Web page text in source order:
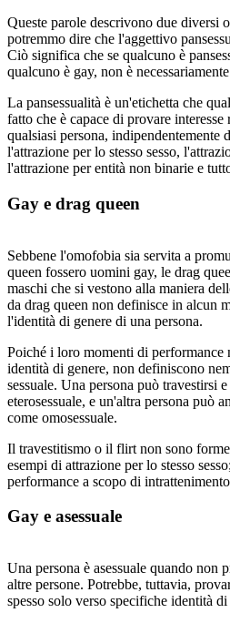
Queste parole descrivono due diversi
potremmo dire che l'aggettivo
Ciò significa che se qualcuno è
qualcuno è gay, non è
La pansessualità è un'etichetta che
fatto che è capace di provare interesse
qualsiasi persona, indipendentemente
l'attrazione per lo stesso sesso,
l'attrazione per entità non binarie e
Gay e drag queen
Sebbene l'omofobia sia servita a
queen fossero uomini gay, le drag
maschi che si vestono alla maniera
da drag queen non definisce in alcun
l'identità di genere di una persona.
Poiché i loro momenti di performance
identità di genere, non definiscono
sessuale. Una persona può travestirsi
eterosessuale, e un'altra persona può
come omosessuale.
Il travestitismo o il flirt non sono
esempi di attrazione per lo stesso
performance a scopo di
Gay e asessuale
Una persona è asessuale quando non
altre persone. Potrebbe, tuttavia,
spesso solo verso specifiche identità di